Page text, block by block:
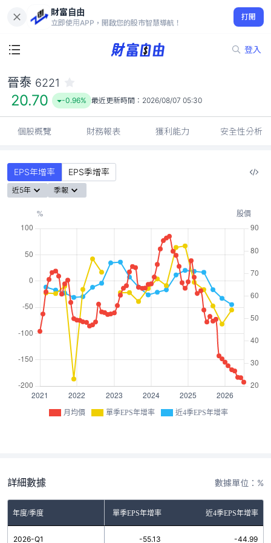
財富自由
立即使用APP，開啟您的股市智慧導航！
打開
登入
20.70
-0.96%
晉泰 6221
20.70 -0.96% 最近更新時間： 2026/08/07 05:30
個股概覽 財務報表 獲利能力 安全性分析
EPS年增率 EPS季增率
近5年 季報
月均價 單季EPS年增率 近4季EPS年增率
詳細數據 數據單位：%
年度/季度 單季EPS年增率 近4季EPS年增率
2026-Q1 -55.13 -44.99